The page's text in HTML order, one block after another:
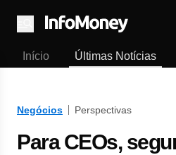
Menu
Início Últimas Notícias
Negócios Perspectivas
Para CEOs,